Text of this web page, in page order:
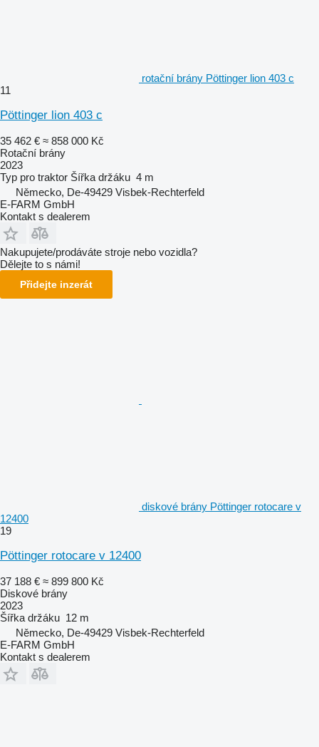
rotační brány Pöttinger lion 403 c
11
Pöttinger lion 403 c
35 462 € ≈ 858 000 Kč
Rotační brány
2023
Typ pro traktor Šířka držáku 4 m
Německo, De-49429 Visbek-Rechterfeld
E-FARM GmbH
Kontakt s dealerem
Nakupujete/prodáváte stroje nebo vozidla?
Dělejte to s námi!
Přidejte inzerát
diskové brány Pöttinger rotocare v
12400
19
Pöttinger rotocare v 12400
37 188 € ≈ 899 800 Kč
Diskové brány
2023
Šířka držáku 12 m
Německo, De-49429 Visbek-Rechterfeld
E-FARM GmbH
Kontakt s dealerem